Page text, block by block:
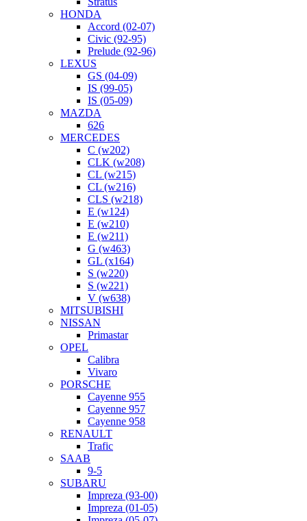
HONDA
Accord (02-07)
Civic (92-95)
Prelude (92-96)
LEXUS
GS (04-09)
IS (99-05)
IS (05-09)
MAZDA
626
MERCEDES
C (w202)
CLK (w208)
CL (w215)
CL (w216)
CLS (w218)
E (w124)
E (w210)
E (w211)
G (w463)
GL (x164)
S (w220)
S (w221)
V (w638)
MITSUBISHI
NISSAN
Primastar
OPEL
Calibra
Vivaro
PORSCHE
Cayenne 955
Cayenne 957
Cayenne 958
RENAULT
Trafic
SAAB
9-5
SUBARU
Impreza (93-00)
Impreza (01-05)